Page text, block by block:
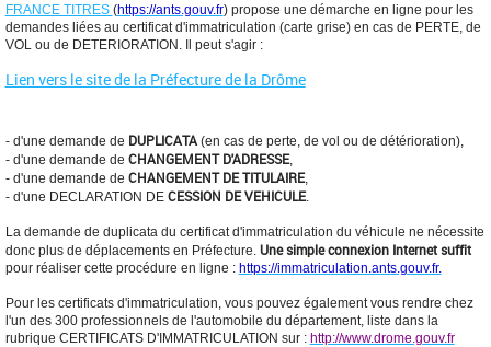
FRANCE TITRES (https://ants.gouv.fr) propose une démarche en ligne pour les
demandes liées au certificat d'immatriculation (carte grise) en cas de PERTE, de
VOL ou de DETERIORATION. Il peut s'agir :
Lien vers le site de la Préfecture de la Drôme
- d'une demande de DUPLICATA (en cas de perte, de vol ou de détérioration),
- d'une demande de CHANGEMENT D'ADRESSE,
- d'une demande de CHANGEMENT DE TITULAIRE,
- d'une DECLARATION DE CESSION DE VEHICULE.
La demande de duplicata du certificat d'immatriculation du véhicule ne nécessite
donc plus de déplacements en Préfecture. Une simple connexion Internet suffit
pour réaliser cette procédure en ligne : https://immatriculation.ants.gouv.fr.
Pour les certificats d'immatriculation, vous pouvez également vous rendre chez
l'un des 300 professionnels de l'automobile du département, liste dans la
rubrique CERTIFICATS D'IMMATRICULATION sur : http://www.drome.gouv.fr